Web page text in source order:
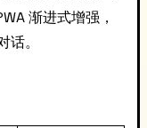
渐进式增强，
。